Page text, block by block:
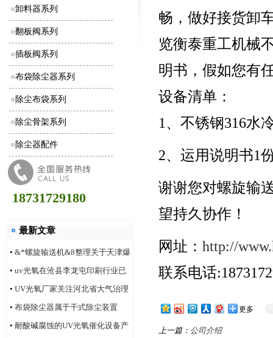
卸料器系列
翻板阀系列
插板阀系列
布袋除尘器系列
除尘布袋系列
除尘骨架系列
除尘器配件
18731729180
最新文章
• &*螺旋输送机&8整理关于天津爆
炸事件合理的评价
• uv光氧在沧县李龙屯印刷行业已
安装多家案例
• UV光氧厂家关注河北省大气治理
改善状况
• 布袋除尘器属于干式除尘装置
• 耐酸碱腐蚀的UV光氧催化设备产
畅，做好接货卸
览衡泰重工机械
明书，假如您有
设备清单：
1、不锈钢316水
2、运用说明书1
谢谢您对螺旋输
望持久协作！
网址： http://
联系电话
更多
上一篇： 公司介绍